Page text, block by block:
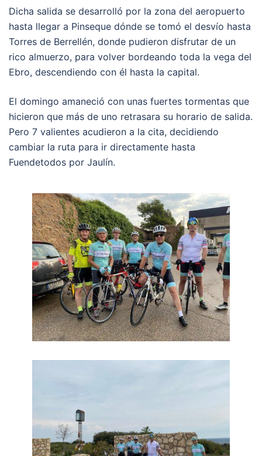
Dicha salida se desarrolló por la zona del aeropuerto
hasta llegar a Pinseque dónde se tomó el desvío hasta
Torres de Berrellén, donde pudieron disfrutar de un
rico almuerzo, para volver bordeando toda la vega del
Ebro, descendiendo con él hasta la capital.
El domingo amaneció con unas fuertes tormentas que
hicieron que más de uno retrasara su horario de salida.
Pero 7 valientes acudieron a la cita, decidiendo
cambiar la ruta para ir directamente hasta
Fuendetodos por Jaulín.